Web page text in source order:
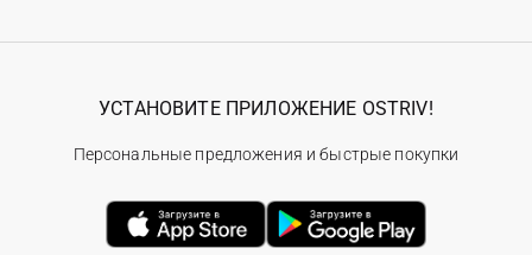
УСТАНОВИТЕ ПРИЛОЖЕНИЕ OSTRIV!
Персональные предложения и быстрые покупки